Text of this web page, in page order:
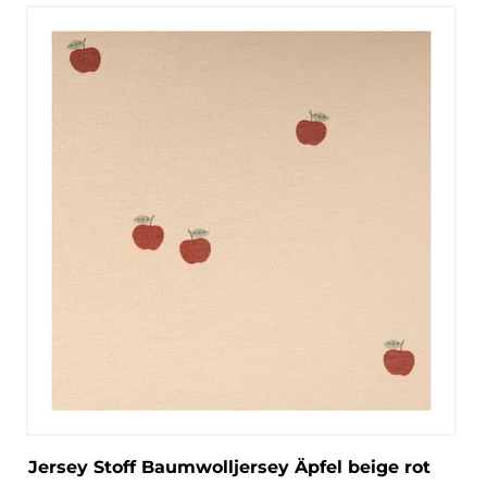
Jersey Stoff Baumwolljersey Äpfel beige rot